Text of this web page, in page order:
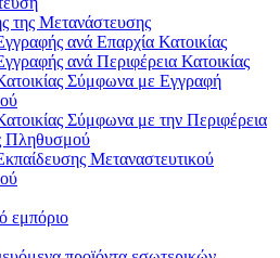
της Μετανάστευσης
ανά Επαρχία Κατοικίας
ανά Περιφέρεια Κατοικίας
Σύμφωνα με Εγγραφή
Σύμφωνα με την Περιφέρεια
Πληθυσμού
Μεταναστευτικού
εμπόριο